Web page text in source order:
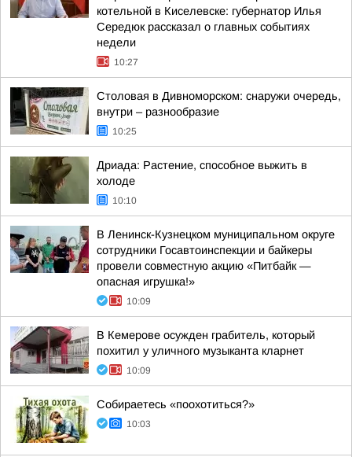
котельной в Киселевске: губернатор Илья
Середюк рассказал о главных событиях
недели
10:27
Столовая в Дивноморском: снаружи очередь,
внутри – разнообразие
10:25
Дриада: Растение, способное выжить в
холоде
10:10
В Ленинск-Кузнецком муниципальном округе
сотрудники Госавтоинспекции и байкеры
провели совместную акцию «Питбайк —
опасная игрушка!»
10:09
В Кемерове осужден грабитель, который
похитил у уличного музыканта кларнет
10:09
Собираетесь «поохотиться?»
10:03